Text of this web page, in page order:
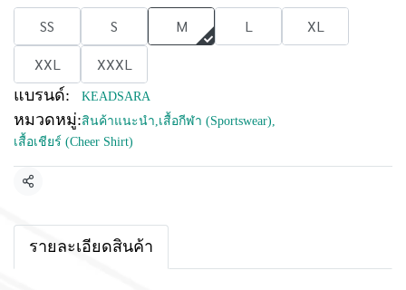
SS S M L
XL
XXL
XXXL
แบรนด์: KEADSARA
หมวดหมู่:สินค้าแนะนำ,เสื้อกีฬา (Sportswear),
เสื้อเชียร์ (Cheer Shirt)
แชร์
รายละเอียดสินค้า